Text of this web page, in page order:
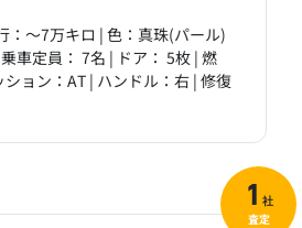
：～7万キロ | 色：真珠(パール)
車定員： 7名 | ドア： 5枚 | 燃
ョン：AT | ハンドル：右 | 修復
1 社
査定